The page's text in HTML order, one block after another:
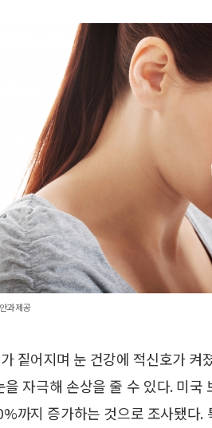
과 제공
짙어지며 눈 건강에 적신호가 켜
자극해 손상을 줄 수 있다. 미
까지 증가하는 것으로 조사됐다